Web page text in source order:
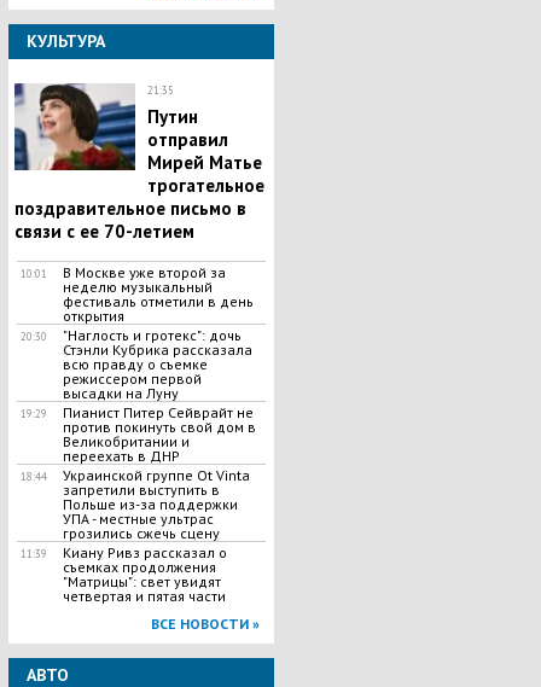
КУЛЬТУРА
21:35
Путин
отправил
Мирей Матье
трогательное
поздравительное письмо в
связи с ее 70-летием
10:01
В Москве уже второй за
неделю музыкальный
фестиваль отметили в день
открытия
20:30
"Наглость и гротекс": дочь
Стэнли Кубрика рассказала
всю правду о съемке
режиссером первой
высадки на Луну
19:29
Пианист Питер Сейврайт не
против покинуть свой дом в
Великобритании и
переехать в ДНР
18:44
Украинской группе Ot Vinta
запретили выступить в
Польше из-за поддержки
УПА - местные ультрас
грозились сжечь сцену
11:39
Киану Ривз рассказал о
съемках продолжения
"Матрицы": свет увидят
четвертая и пятая части
ВСЕ НОВОСТИ »
АВТО